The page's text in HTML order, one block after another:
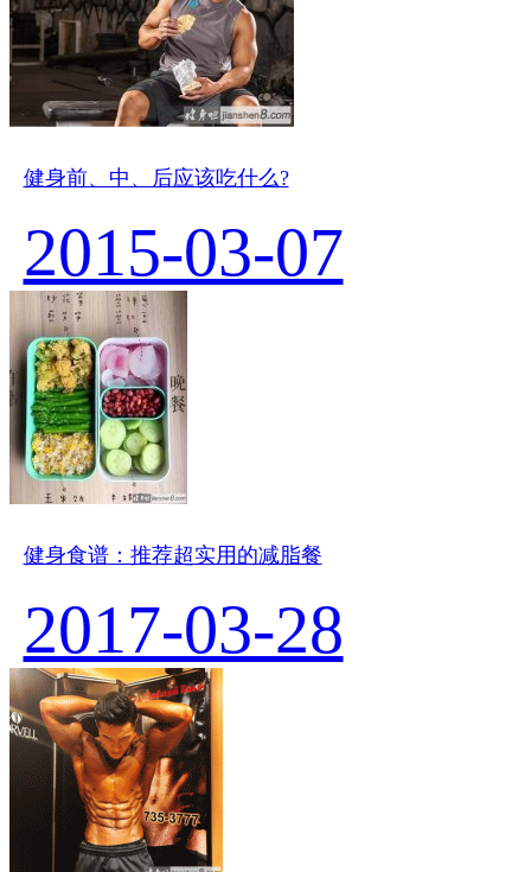
健身前、中、后应该吃什么?
2015-03-07
健身食谱：推荐超实用的减脂餐
2017-03-28